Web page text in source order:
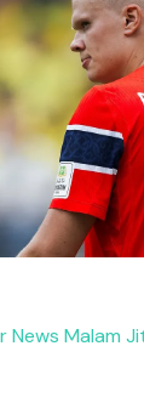
News Malam